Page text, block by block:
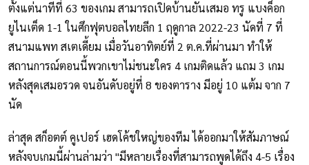
ตั้งแต่นาทีที่ 63 ของเกม สามารถเปิดบ้านยันเสมอ ทรู แบงค็อก
ยูไนเต็ด 1-1 ในศึกฟุตบอลไทยลีก 1 ฤดูกาล 2022-23 นัดที่ 7 ที่
สนามแพท สเตเดี้ยม เมื่อวันอาทิตย์ที่ 2 ต.ค.ที่ผ่านมา ทำให้
สถานการณ์ตอนนี้พวกเขาไม่ชนะใคร 4 เกมติดแล้ว แถม 3 เกม
หลังสุดเสมอรวด จนอันดับอยู่ที่ 8 ของตาราง มีอยู่ 10 แต้ม จาก 7
นัด
ล่าสุด สก็อตต์ คูเปอร์ เฮดโค้ชใหญ่ของทีม ได้ออกมาให้สัมภาษณ์
หลังจบเกมนี้ผ่านล่ามว่า "มีหลายเรื่องที่สามารถพูดได้ถึง 4-5 เรื่อง